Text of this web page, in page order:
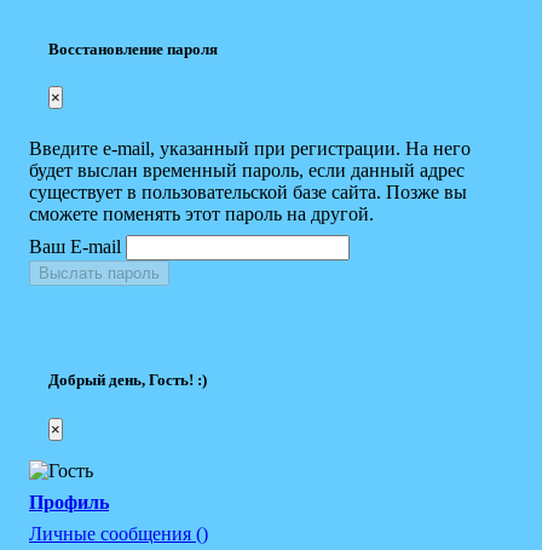
Восстановление пароля
×
Введите e-mail, указанный при регистрации. На него
будет выслан временный пароль, если данный адрес
существует в пользовательской базе сайта. Позже вы
сможете поменять этот пароль на другой.
Ваш E-mail
Выслать пароль
Добрый день, Гость! :)
×
Профиль
Личные сообщения ()